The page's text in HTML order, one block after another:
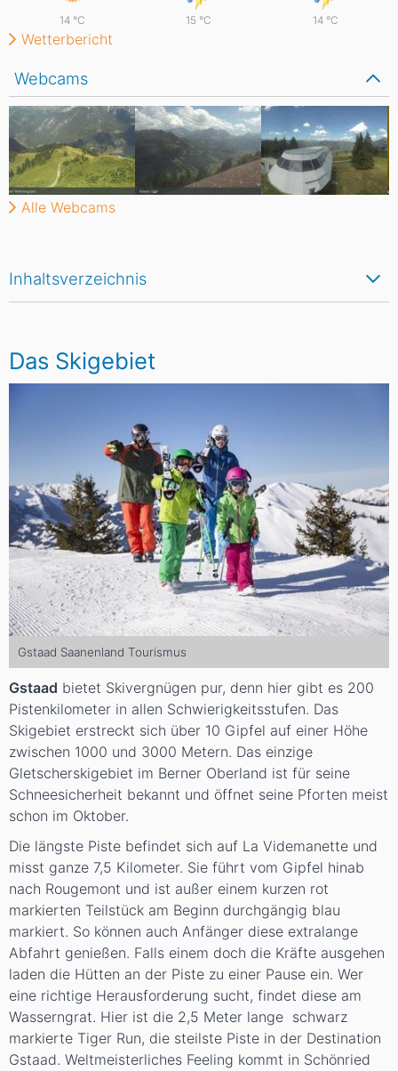
Inhaltsverzeichnis
Das Skigebiet
Gstaad Saanenland Tourismus
Gstaad bietet Skivergnügen pur, denn hier gibt es 200
Pistenkilometer in allen Schwierigkeitsstufen. Das
Skigebiet erstreckt sich über 10 Gipfel auf einer Höhe
zwischen 1000 und 3000 Metern. Das einzige
Gletscherskigebiet im Berner Oberland ist für seine
Schneesicherheit bekannt und öffnet seine Pforten meist
schon im Oktober.
Die längste Piste befindet sich auf La Videmanette und
misst ganze 7,5 Kilometer. Sie führt vom Gipfel hinab
nach Rougemont und ist außer einem kurzen rot
markierten Teilstück am Beginn durchgängig blau
markiert. So können auch Anfänger diese extralange
Abfahrt genießen. Falls einem doch die Kräfte ausgehen
laden die Hütten an der Piste zu einer Pause ein. Wer
eine richtige Herausforderung sucht, findet diese am
Wasserngrat. Hier ist die 2,5 Meter lange schwarz
markierte Tiger Run, die steilste Piste in der Destination
Gstaad. Weltmeisterliches Feeling kommt in Schönried
14 °C 15 °C 14 °C
Wetterbericht
Webcams
Alle Webcams